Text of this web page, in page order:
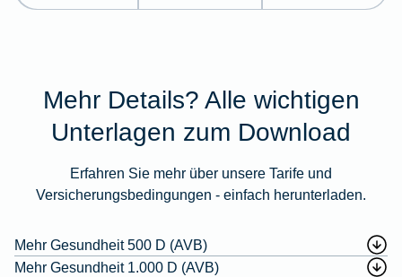
Mehr Details? Alle wichtigen
Unterlagen zum Download
Erfahren Sie mehr über unsere Tarife und
Versicherungsbedingungen - einfach herunterladen.
Mehr Gesundheit 500 D (AVB)
Mehr Gesundheit 1.000 D (AVB)